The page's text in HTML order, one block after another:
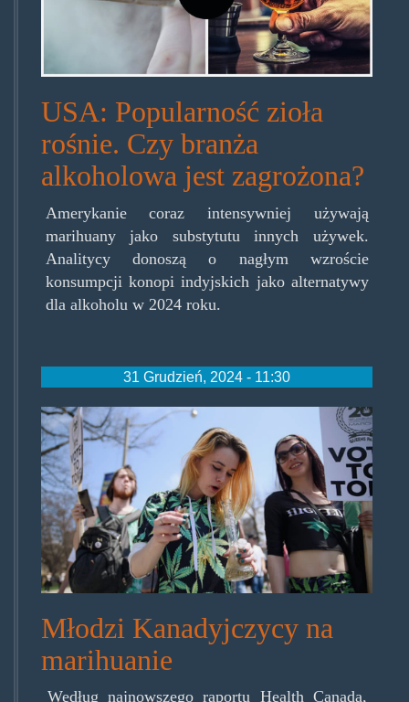
1024x535.jpg
USA: Popularność zioła
rośnie. Czy branża
alkoholowa jest zagrożona?
Amerykanie coraz intensywniej używają
marihuany jako substytutu innych używek.
Analitycy donoszą o nagłym wzroście
konsumpcji konopi indyjskich jako alternatywy
dla alkoholu w 2024 roku.
31 Grudzień, 2024 - 11:30
cannacanadayouth.jpg
Młodzi Kanadyjczycy na
marihuanie
Według najnowszego raportu Health Canada,